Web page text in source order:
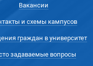
Вакансии
и схемы кампусов
граждан в университет
задаваемые вопросы